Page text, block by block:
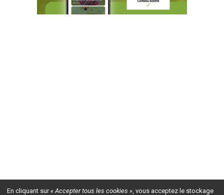
En cliquant sur« Accepter tous les cookies », vous acceptez le stockage